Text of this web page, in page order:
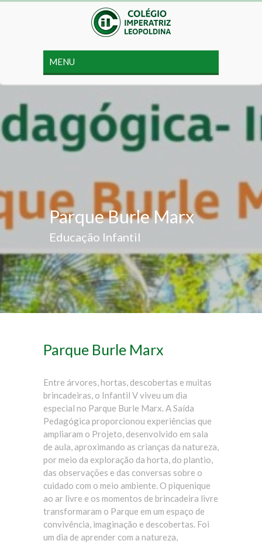
Parque Burle Marx
Educação Infantil
Parque Burle Marx
Entre árvores, hortas, descobertas e muitas
brincadeiras, o Infantil V viveu um dia
especial no Parque Burle Marx. A Saída
Pedagógica proporcionou experiências que
ampliaram o Projeto, desenvolvido em sala
de aula, aproximando as crianças da natureza,
por meio da exploração da horta, do plantio,
das observações e das conversas sobre o
cuidado com o meio ambiente. O piquenique
ao ar livre e os momentos de brincadeira livre
transformaram o Parque em um espaço de
convivência, imaginação e descobertas. Foi
um dia de aprender com a natureza,